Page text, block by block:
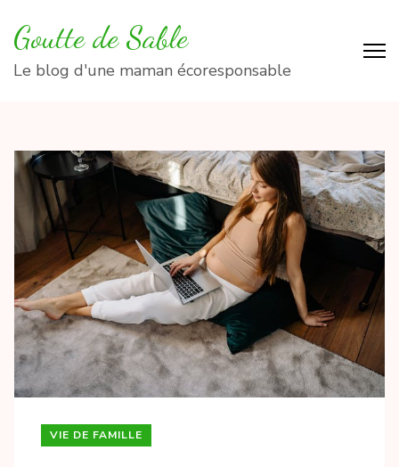
au
contenu
Goutte de Sable
Le blog d'une maman écoresponsable
VIE DE FAMILLE